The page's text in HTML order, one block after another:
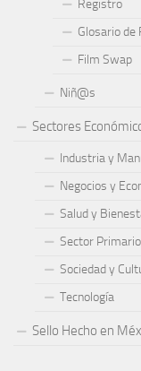
Registro
Glosario de
Film Swap
Niñ@s
Sectores
Industria y
Negocios y
Salud y
Sector Primario
Sociedad y
Tecnología
Sello Hecho en